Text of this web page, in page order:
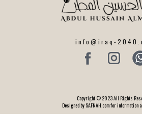
info@iraq-
Copyright © 2023 All Rights
Designed by SAFNAH.com for information